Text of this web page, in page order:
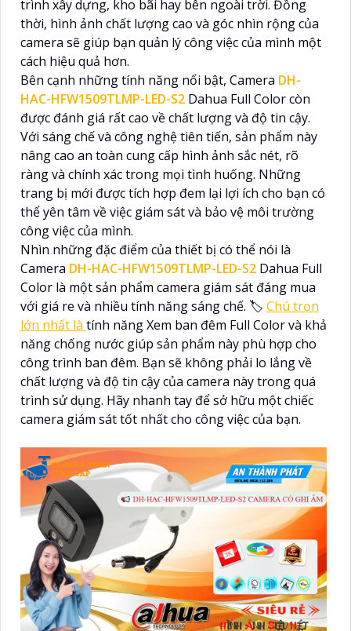
trình xây dựng, kho bãi hay bên ngoài trời. Đồng
thời, hình ảnh chất lượng cao và góc nhìn rộng của
camera sẽ giúp bạn quản lý công việc của mình một
cách hiệu quả hơn.
Bên cạnh những tính năng nổi bật, Camera DH-
HAC-HFW1509TLMP-LED-S2 Dahua Full Color còn
được đánh giá rất cao về chất lượng và độ tin cậy.
Với sáng chế và công nghệ tiên tiến, sản phẩm này
nâng cao an toàn cung cấp hình ảnh sắc nét, rõ
ràng và chính xác trong mọi tình huống. Những
trang bị mới được tích hợp đem lại lợi ích cho bạn có
thể yên tâm về việc giám sát và bảo vệ môi trường
công việc của mình.
Nhìn những đặc điểm của thiết bị có thể nói là
Camera DH-HAC-HFW1509TLMP-LED-S2 Dahua Full
Color là một sản phẩm camera giám sát đáng mua
với giá re và nhiều tính năng sáng chế. 🏷 Chú trọn
lớn nhất là tính năng Xem ban đêm Full Color và khả
năng chống nước giúp sản phẩm này phù hợp cho
công trình ban đêm. Bạn sẽ không phải lo lắng về
chất lượng và độ tin cậy của camera này trong quá
trình sử dụng. Hãy nhanh tay để sở hữu một chiếc
camera giám sát tốt nhất cho công việc của bạn.